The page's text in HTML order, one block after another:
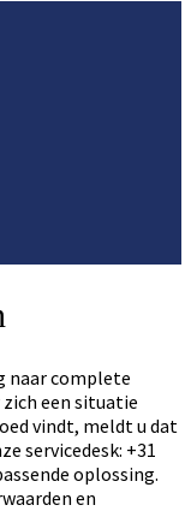
naar complete
een situatie
vindt, meldt u dat
servicedesk: +31
oplossing.
en